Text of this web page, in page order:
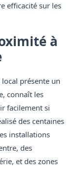
efficacité sur les
à
local présente un
connaît les
facilement si
des centaines
installations
des
et des zones